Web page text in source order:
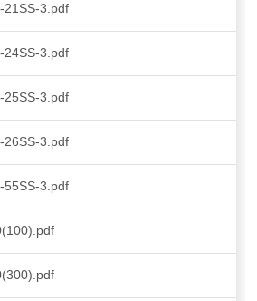
21SS-3.pdf
24SS-3.pdf
25SS-3.pdf
26SS-3.pdf
55SS-3.pdf